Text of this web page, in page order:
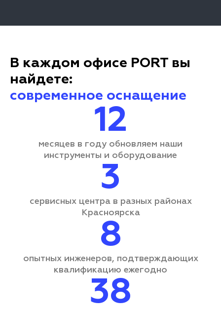
В каждом офисе PORT вы
найдете:
современное оснащение
12
месяцев в году обновляем наши
инструменты и оборудование
3
сервисных центра в разных районах
Красноярска
8
опытных инженеров, подтверждающих
квалификацию ежегодно
38